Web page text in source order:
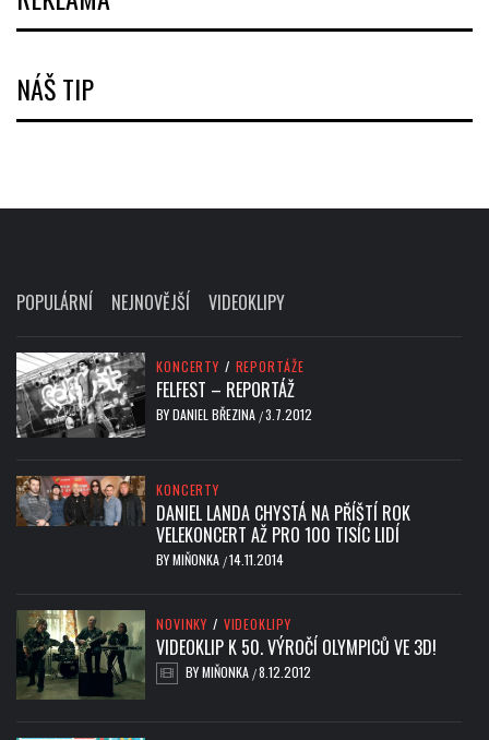
NÁŠ TIP
POPULÁRNÍ NEJNOVĚJŠÍ VIDEOKLIPY
KONCERTY / REPORTÁŽE
FELFEST – REPORTÁŽ
BYDANIEL BŘEZINA /3.7.2012
KONCERTY
DANIEL LANDA CHYSTÁ NA PŘÍŠTÍ ROK
VELEKONCERT AŽ PRO 100 TISÍC LIDÍ
BYMIŇONKA /14.11.2014
NOVINKY / VIDEOKLIPY
VIDEOKLIP K 50. VÝROČÍ OLYMPICŮ VE 3D!
BYMIŇONKA /8.12.2012